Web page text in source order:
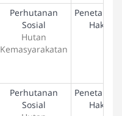
Perhutanan
Sosial
Hutan
Kemasyarakatan
Penetapan
Hak
Perhutanan
Sosial
Penetapan
Hak